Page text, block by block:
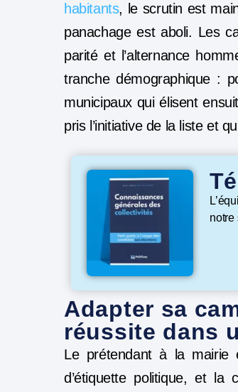
habitants, le scrutin est
panachage est aboli. Les
parité et l’alternance
tranche démographique :
municipaux qui élisent
pris l’initiative de la liste et
notre
Adapter sa
réussite dans
Le prétendant à la mairie
d’étiquette politique, et la